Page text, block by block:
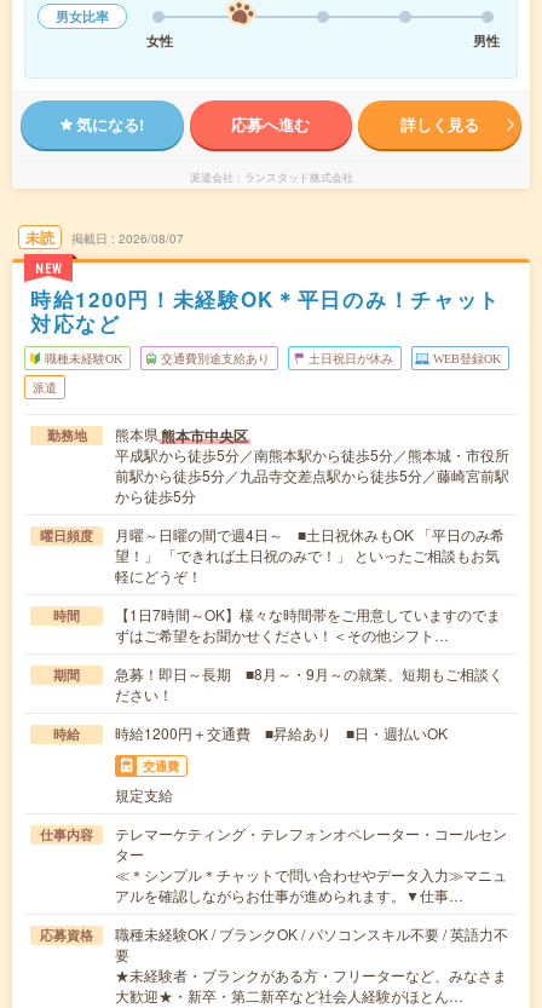
男女比率
女性
男性
気になる! 応募へ進む 詳しく見る
派遣会社 ランスタッド株式会社
未読
NEW
掲載日 2026/08/07
時給1200円！未経験OK＊平日のみ！チャット
対応など
職種未経験OK 交通費別途支給あり 土日祝日が休み WEB登録OK
派遣
勤務地 熊本県熊本市中央区
平成駅から徒歩5分／南熊本駅から徒歩5分／熊本城・市役所
前駅から徒歩5分／九品寺交差点駅から徒歩5分／藤崎宮前駅
から徒歩5分
曜日頻度
月曜～日曜の間で週4日～ ■土日祝休みもOK 「平日のみ希
望！」 「できれば土日祝のみで！」 といったご相談もお気
軽にどうぞ！
時間
【1日7時間～OK】様々な時間帯をご用意していますのでま
ずはご希望をお聞かせください！＜その他シフト…
期間
急募！即日～長期 ■8月～・9月～の就業、短期もご相談く
ださい！
時給 時給1200円＋交通費 ■昇給あり ■日・週払いOK
交通費
規定支給
仕事内容
テレマーケティング・テレフォンオペレーター・コールセン
ター
≪＊シンプル＊チャットで問い合わせやデータ入力≫マニュ
アルを確認しながらお仕事が進められます。▼仕事…
応募資格
職種未経験OK / ブランクOK / パソコンスキル不要 / 英語力不
要
★未経験者・ブランクがある方・フリーターなど、みなさま
大歓迎★・新卒・第二新卒など社会人経験がほとん…